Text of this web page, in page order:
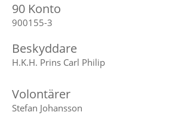
90 Konto
900155-3
Beskyddare
H.K.H. Prins Carl Philip
Volontärer
Stefan Johansson